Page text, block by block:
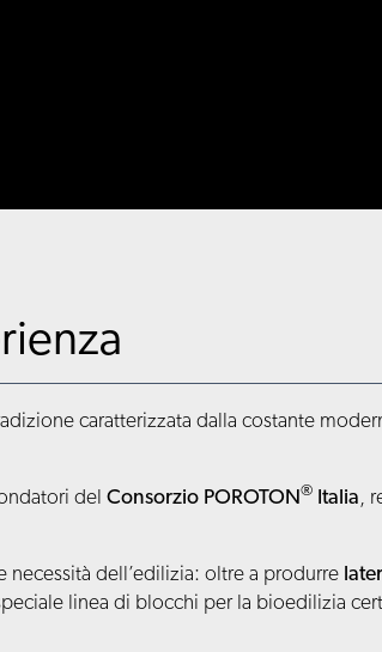
caratterizzata dalla costante
del Consorzio POROTON ® Italia,
dell’edilizia: oltre a produrre
linea di blocchi per la bioedilizia